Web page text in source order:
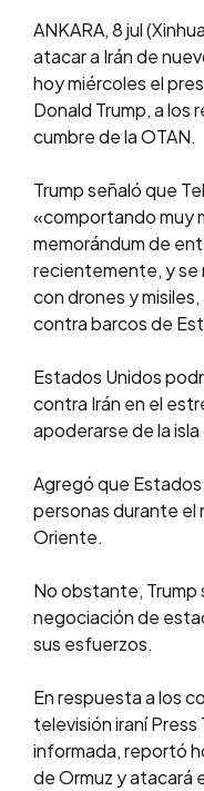
ANKARA, 8 jul
atacar a Irán de
hoy miércoles el
Donald Trump, a los
cumbre de la OTAN.
Trump señaló que
«comportando muy
memorándum de
recientemente, y se
con drones y
contra barcos de
Estados Unidos
contra Irán en el
apoderarse de la
Agregó que
personas durante el
Oriente.
No obstante, Trump
negociación de
sus esfuerzos.
En respuesta a los
televisión iraní
informada, reportó
de Ormuz y atacará